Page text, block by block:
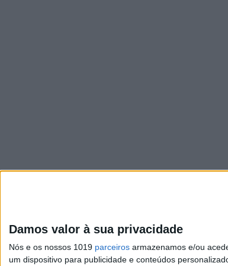
Damos valor à sua privacidade
Nós e os nossos 1019 parceiros armazenamos e/ou
um dispositivo para publicidade e conteúdos